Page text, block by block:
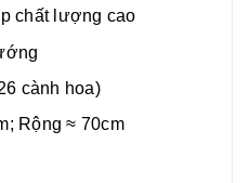
chất lượng cao
cành hoa)
Rộng ≈ 70cm